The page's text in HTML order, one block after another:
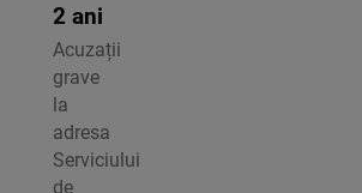
2 ani
Acuzații
grave
la
adresa
Serviciului
de